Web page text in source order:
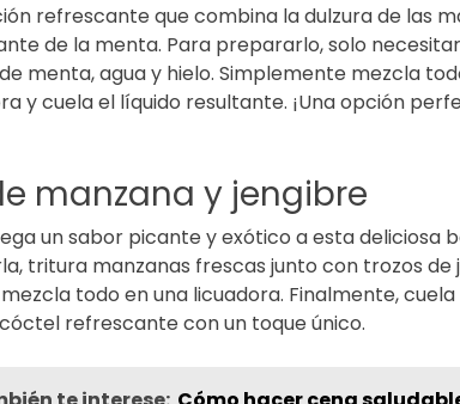
refrescante que combina la dulzura de las
de la menta. Para prepararlo, solo
menta, agua y hielo. Simplemente mezcla
y cuela el líquido resultante. ¡Una opción
manzana y jengibre
un sabor picante y exótico a esta deliciosa
tritura manzanas frescas junto con trozos de
todo en una licuadora. Finalmente,
refrescante con un toque único.